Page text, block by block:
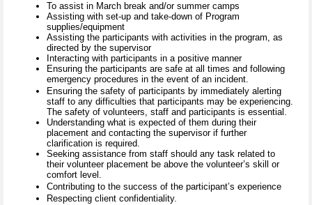
To assist in March break and/or summer camps
Assisting with set-up and take-down of Program
supplies/equipment
Assisting the participants with activities in the program, as
directed by the supervisor
Interacting with participants in a positive manner
Ensuring the participants are safe at all times and following
emergency procedures in the event of an incident.
Ensuring the safety of participants by immediately alerting
staff to any difficulties that participants may be experiencing.
The safety of volunteers, staff and participants is essential.
Understanding what is expected of them during their
placement and contacting the supervisor if further
clarification is required.
Seeking assistance from staff should any task related to
their volunteer placement be above the volunteer’s skill or
comfort level.
Contributing to the success of the participant’s experience
Respecting client confidentiality.